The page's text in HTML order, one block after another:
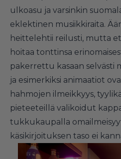
ulkoasu ja varsinkin
eklektinen musiikkiraita.
heittelehtii reilusti, mutta
hoitaa tonttinsa
pakerrettu kasaan selvästi
ja esimerkiksi animaatiot
hahmojen ilmeikkyys,
pieteeteillä valikoidut
tukkukaupalla
käsikirjoituksen taso ei